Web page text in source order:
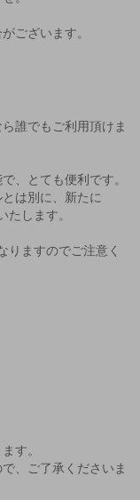
ございます。
誰でもご利用頂けま
、とても便利です。
は別に、新たに
たします。
りますのでご注意く
す。
、ご了承くださいま